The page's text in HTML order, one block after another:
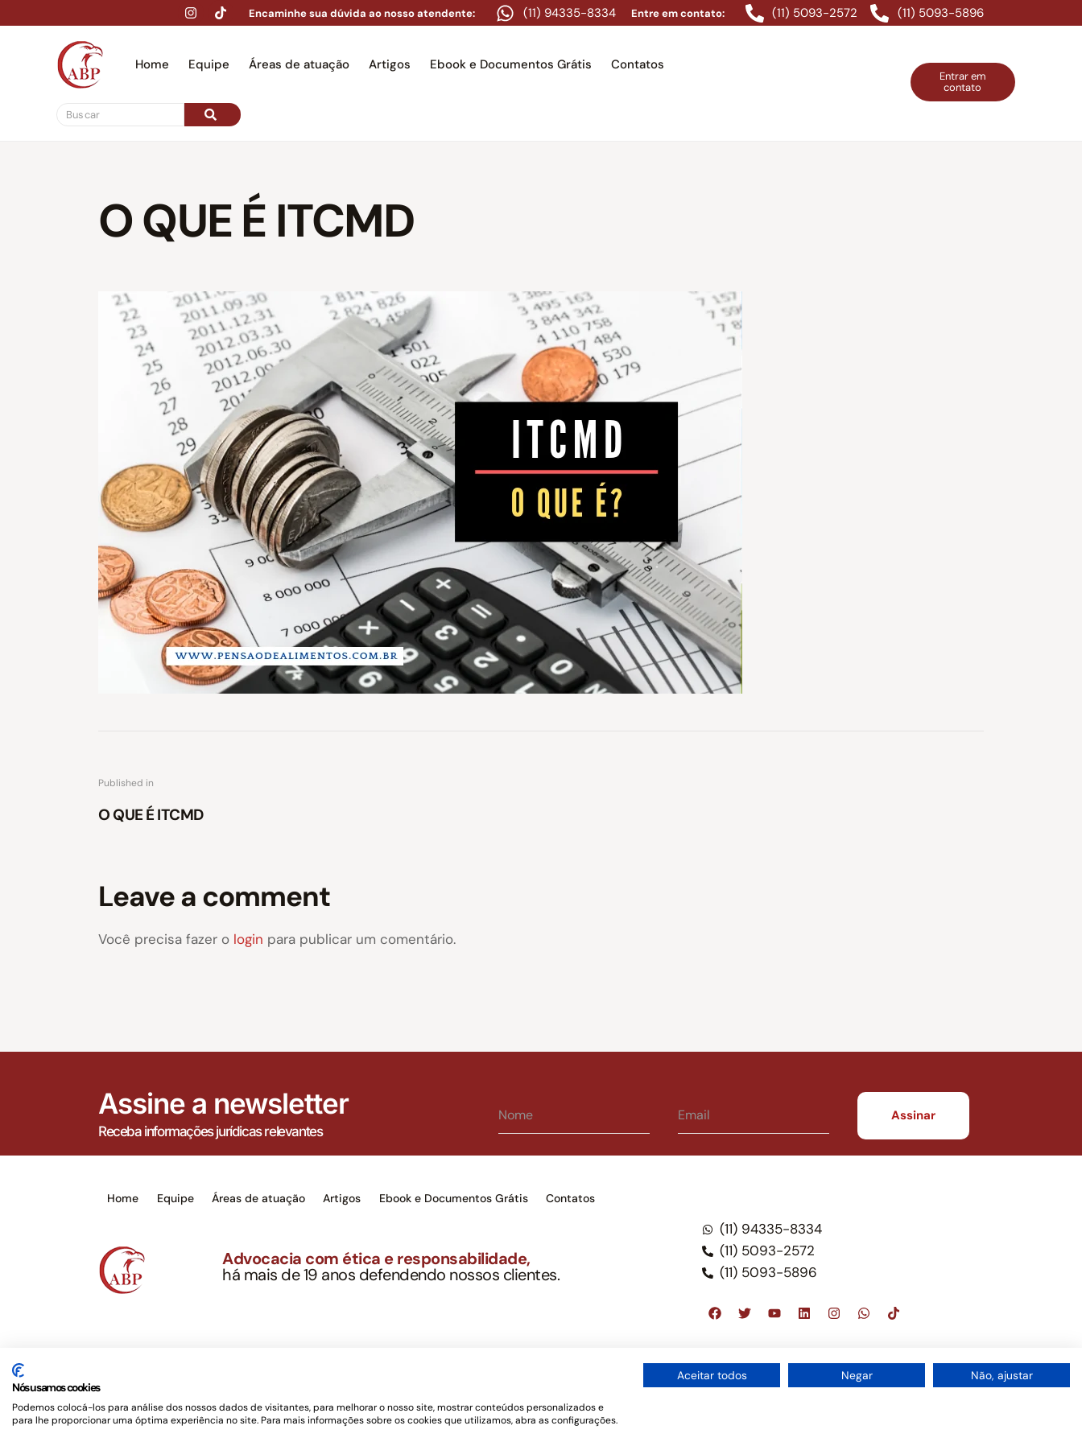
Encaminhe sua dúvida ao nosso atendente: (11) 94335-8334 Entre em contato: (11) 5093-2572 (11) 5093-5896
Home Equipe Áreas de atuação Artigos Ebook e Documentos Grátis Contatos
Entrar em
contato
O QUE É ITCMD
Published in
O QUE É ITCMD
Leave a comment
Você precisa fazer o login para publicar um comentário.
Assine a newsletter
Receba informações jurídicas relevantes
Home Equipe Áreas de atuação Artigos Ebook e Documentos Grátis Contatos
Advocacia com ética e responsabilidade,
há mais de 19 anos defendendo nossos clientes.
(11) 94335-8334
(11) 5093-2572
(11) 5093-5896
Este site não é um produto Meta Platforms, Inc., Google LLC, tampouco oferece serviços públicos oficiais. Somos um escritório de advocacia, que oferece apenas
serviços jurídicos, privativos de advogados, de acordo com a legislação vigente e o Código de Ética e Disciplina da OAB do Brasil – Alexandre Berthe Pinto Soc. de Adv,
OAB/SP nº 22477 –
Desenvolvido porRotamaxima Digital
Nós usamos cookies
Podemos colocá-los para análise dos nossos dados de visitantes, para melhorar o nosso site, mostrar conteúdos personalizados e
para lhe proporcionar uma óptima experiência no site. Para mais informações sobre os cookies que utilizamos, abra as configurações.
Aceitar todos Negar Não, ajustar